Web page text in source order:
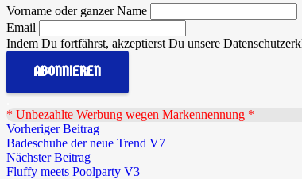
Vorname oder ganzer Name
Email
Indem Du fortfährst, akzeptierst Du unsere
* Unbezahlte Werbung wegen Markennennung *
Vorheriger Beitrag
Badeschuhe der neue Trend V7
Nächster Beitrag
Fluffy meets Poolparty V3